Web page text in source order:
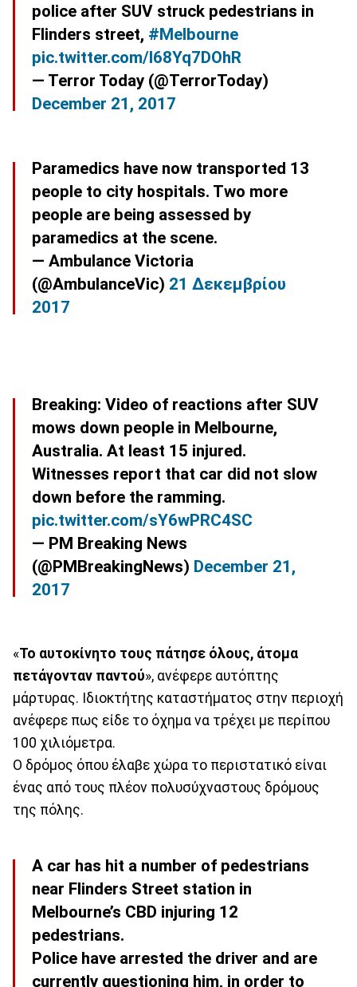
police after SUV struck pedestrians in
Flinders street, #Melbourne
pic.twitter.com/I68Yq7DOhR
— Terror Today (@TerrorToday)
December 21, 2017
Paramedics have now transported 13
people to city hospitals. Two more
people are being assessed by
paramedics at the scene.
— Ambulance Victoria
(@AmbulanceVic) 21 Δεκεμβρίου
2017
Breaking: Video of reactions after SUV
mows down people in Melbourne,
Australia. At least 15 injured.
Witnesses report that car did not slow
down before the ramming.
pic.twitter.com/sY6wPRC4SC
— PM Breaking News
(@PMBreakingNews) December 21,
2017
«Το αυτοκίνητο τους πάτησε όλους, άτομα
πετάγονταν παντού», ανέφερε αυτόπτης
μάρτυρας. Ιδιοκτήτης καταστήματος στην περιοχή
ανέφερε πως είδε το όχημα να τρέχει με περίπου
100 χιλιόμετρα.
Ο δρόμος όπου έλαβε χώρα το περιστατικό είναι
ένας από τους πλέον πολυσύχναστους δρόμους
της πόλης.
A car has hit a number of pedestrians
near Flinders Street station in
Melbourne’s CBD injuring 12
pedestrians.
Police have arrested the driver and are
currently questioning him, in order to